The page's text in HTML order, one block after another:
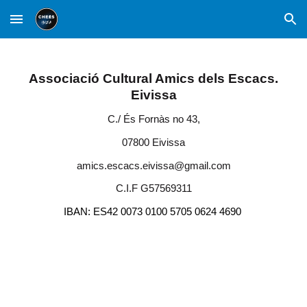
Skip to main content Skip to navigation
Associació Cultural Amics dels Escacs.
Eivissa
C./ És Fornàs no 43,
07800 Eivissa
amics.escacs.eivissa@gmail.com
C.I.F G57569311
IBAN: ES42 0073 0100 5705 0624 4690